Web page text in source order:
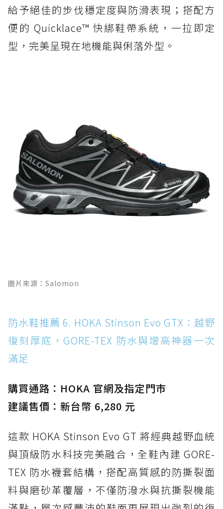
給予絕佳的步伐穩定度與防滑表現；搭配方
便的 Quicklace™ 快綁鞋帶系統，一拉即定
型，完美呈現在地機能與俐落外型。
圖片來源：Salomon
防水鞋推薦 6. HOKA Stinson Evo GTX：越野
復刻厚底，GORE-TEX 防水與增高神器一次
滿足
購買通路：HOKA 官網及指定門市
建議售價：新台幣 6,280 元
這款 HOKA Stinson Evo GT 將經典越野血統
與頂級防水科技完美融合，全鞋內建 GORE-
TEX 防水襪套結構，搭配高質感的防撕裂面
料與磨砂革覆層，不僅防潑水與抗撕裂機能